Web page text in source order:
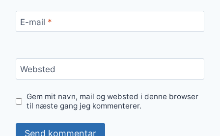
E-mail *
Websted
Gem mit navn, mail og websted i denne browser
til næste gang jeg kommenterer.